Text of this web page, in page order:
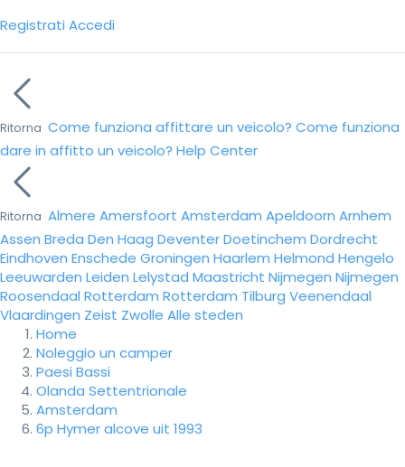
Registrati Accedi
Ritorna Come funziona affittare un veicolo? Come funziona
dare in affitto un veicolo? Help Center
Ritorna Almere Amersfoort Amsterdam Apeldoorn Arnhem
Assen Breda Den Haag DeventerDoetinchem Dordrecht
Eindhoven Enschede Groningen Haarlem Helmond Hengelo
Leeuwarden Leiden Lelystad Maastricht Nijmegen Nijmegen
Roosendaal Rotterdam Rotterdam Tilburg Veenendaal
Vlaardingen Zeist Zwolle Alle steden
Home
Noleggio un camper
Paesi Bassi
Olanda Settentrionale
Amsterdam
6p Hymer alcove uit 1993